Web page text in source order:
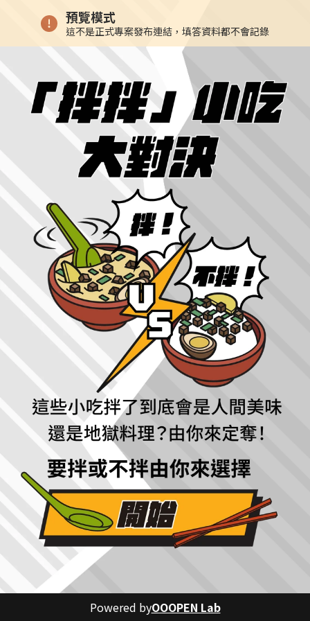
預覽模式
這不是正式專案發布連結，填答資料都不會記錄
Powered byOOOPEN Lab